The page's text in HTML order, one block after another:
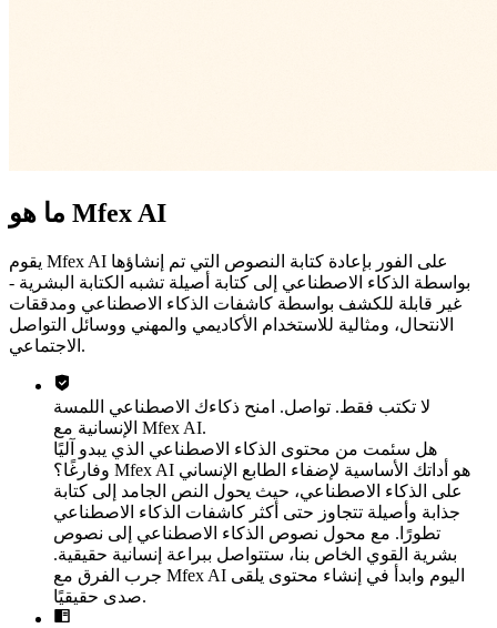
ما هو Mfex AI
يقوم Mfex AI على الفور بإعادة كتابة النصوص التي تم إنشاؤها
بواسطة الذكاء الاصطناعي إلى كتابة أصيلة تشبه الكتابة البشرية -
غير قابلة للكشف بواسطة كاشفات الذكاء الاصطناعي ومدققات
الانتحال، ومثالية للاستخدام الأكاديمي والمهني ووسائل التواصل
الاجتماعي.
لا تكتب فقط. تواصل. امنح ذكاءك الاصطناعي اللمسة
الإنسانية مع Mfex AI.
هل سئمت من محتوى الذكاء الاصطناعي الذي يبدو آليًا
وفارغًا؟ Mfex AI هو أداتك الأساسية لإضفاء الطابع الإنساني
على الذكاء الاصطناعي، حيث يحول النص الجامد إلى كتابة
جذابة وأصيلة تتجاوز حتى أكثر كاشفات الذكاء الاصطناعي
تطورًا. مع محول نصوص الذكاء الاصطناعي إلى نصوص
بشرية القوي الخاص بنا، ستتواصل ببراعة إنسانية حقيقية.
جرب الفرق مع Mfex AI اليوم وابدأ في إنشاء محتوى يلقى
صدى حقيقيًا.